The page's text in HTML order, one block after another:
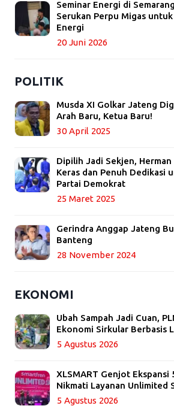
Seminar Energi di
Serukan Perpu Migas untuk
Energi
20 Juni 2026
POLITIK
Musda XI Golkar Jateng
Arah Baru, Ketua Baru!
30 April 2025
Dipilih Jadi Sekjen,
Keras dan Penuh Dedikasi
Partai Demokrat
25 Maret 2025
Gerindra Anggap Jateng
Banteng
28 November 2024
EKONOMI
Ubah Sampah Jadi Cuan,
Ekonomi Sirkular Berbasis
5 Agustus 2026
XLSMART Genjot Ekspansi
Nikmati Layanan Unlimited
5 Agustus 2026